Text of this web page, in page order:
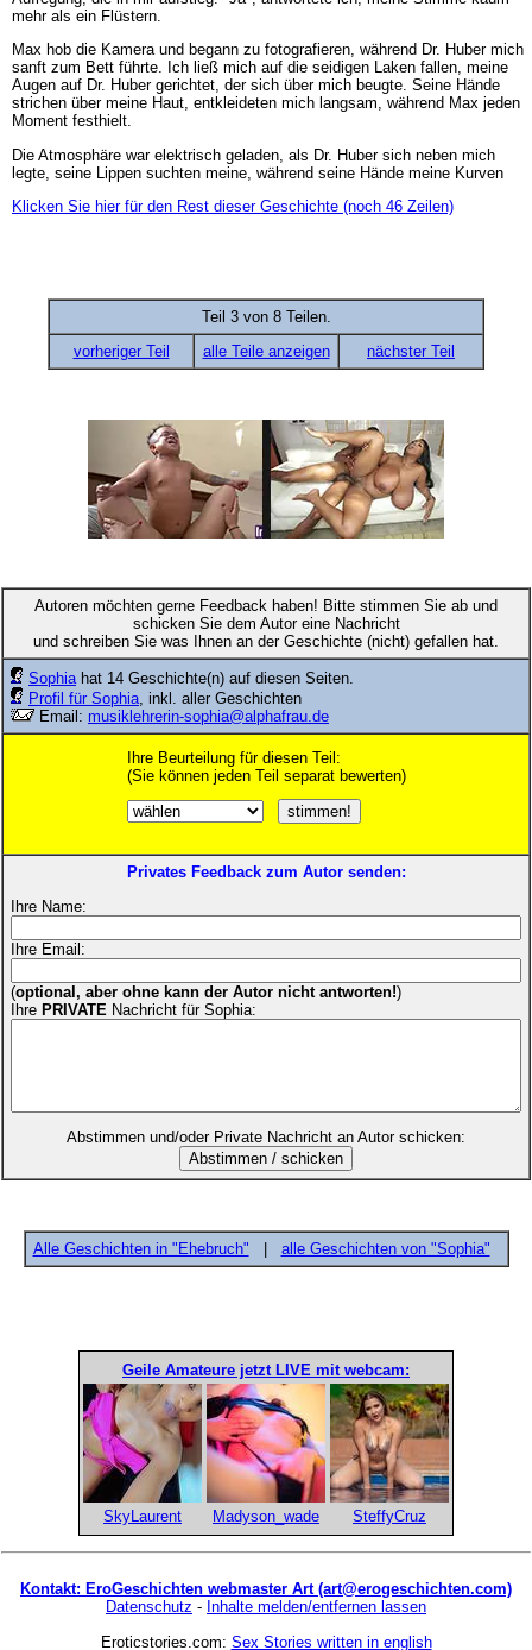
mehr als ein Flüstern.
Max hob die Kamera und begann zu fotografieren, während Dr. Huber mich
sanft zum Bett führte. Ich ließ mich auf die seidigen Laken fallen, meine
Augen auf Dr. Huber gerichtet, der sich über mich beugte. Seine Hände
strichen über meine Haut, entkleideten mich langsam, während Max jeden
Moment festhielt.
Die Atmosphäre war elektrisch geladen, als Dr. Huber sich neben mich
legte, seine Lippen suchten meine, während seine Hände meine Kurven
Klicken Sie hier für den Rest dieser Geschichte (noch 46 Zeilen)
Teil 3 von 8 Teilen.
vorheriger Teil
alle Teile anzeigen nächster Teil
Autoren möchten gerne Feedback haben! Bitte stimmen Sie ab und
schicken Sie dem Autor eine Nachricht
und schreiben Sie was Ihnen an der Geschichte (nicht) gefallen hat.
Sophiahat 14 Geschichte(n) auf diesen Seiten.
Profil für Sophia, inkl. aller Geschichten
Email: musiklehrerin-sophia@alphafrau.de
Ihre Beurteilung für diesen Teil:
(Sie können jeden Teil separat bewerten)
Privates Feedback zum Autor senden:
Ihre Name:
Ihre Email:
(optional, aber ohne kann der Autor nicht antworten!)
Ihre PRIVATE Nachricht für Sophia:
Abstimmen und/oder Private Nachricht an Autor schicken:
Alle Geschichten in "Ehebruch" alle Geschichten von "Sophia"
Geile Amateure jetzt LIVE mit webcam:
SkyLaurent Madyson_wade SteffyCruz
Kontakt: EroGeschichten webmaster Art (art@erogeschichten.com)
Datenschutz - Inhalte melden/entfernen lassen
Eroticstories.com: Sex Stories written in english